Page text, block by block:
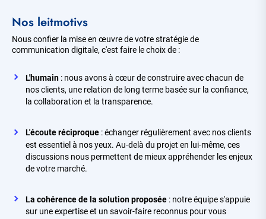
Nos leitmotivs
Nous confier la mise en œuvre de votre stratégie de
communication digitale, c'est faire le choix de :
L'humain : nous avons à cœur de construire avec chacun de
nos clients, une relation de long terme basée sur la confiance,
la collaboration et la transparence.
L'écoute réciproque : échanger régulièrement avec nos clients
est essentiel à nos yeux. Au-delà du projet en lui-même, ces
discussions nous permettent de mieux appréhender les enjeux
de votre marché.
La cohérence de la solution proposée : notre équipe s'appuie
sur une expertise et un savoir-faire reconnus pour vous